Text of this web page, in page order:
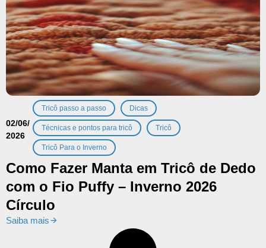
02/06/
2026
Tricô passo a passo , Dicas ,
Técnicas e pontos para tricô , Tricô ,
Tricô Para o Inverno
Como Fazer Manta em Tricô de Dedo
com o Fio Puffy – Inverno 2026
Círculo
Saiba mais